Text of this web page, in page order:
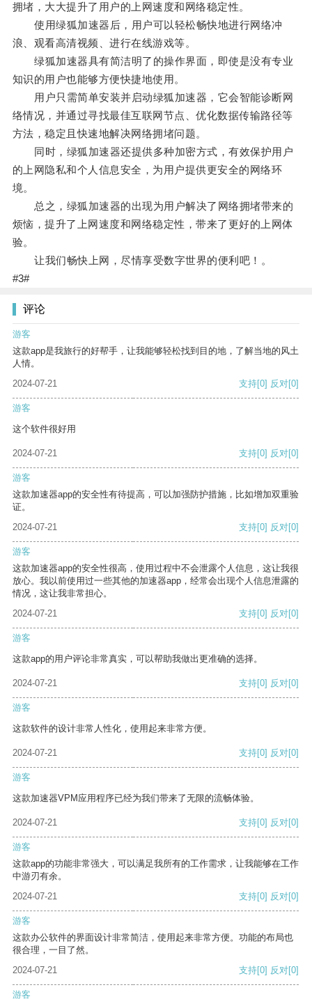
拥堵，大大提升了用户的上网速度和网络稳定性。
使用绿狐加速器后，用户可以轻松畅快地进行网络冲
浪、观看高清视频、进行在线游戏等。
绿狐加速器具有简洁明了的操作界面，即使是没有专业
知识的用户也能够方便快捷地使用。
用户只需简单安装并启动绿狐加速器，它会智能诊断网
络情况，并通过寻找最佳互联网节点、优化数据传输路径等
方法，稳定且快速地解决网络拥堵问题。
同时，绿狐加速器还提供多种加密方式，有效保护用户
的上网隐私和个人信息安全，为用户提供更安全的网络环
境。
总之，绿狐加速器的出现为用户解决了网络拥堵带来的
烦恼，提升了上网速度和网络稳定性，带来了更好的上网体
验。
让我们畅快上网，尽情享受数字世界的便利吧！。
#3#
评论
游客
这款app是我旅行的好帮手，让我能够轻松找到目的地，了解当地的风土
人情。
2024-07-21
支持[0] 反对[0]
游客
这个软件很好用
2024-07-21 支持[0] 反对[0]
游客
这款加速器app的安全性有待提高，可以加强防护措施，比如增加双重验
证。
2024-07-21
支持[0] 反对[0]
游客
这款加速器app的安全性很高，使用过程中不会泄露个人信息，这让我很
放心。我以前使用过一些其他的加速器app，经常会出现个人信息泄露的
情况，这让我非常担心。
2024-07-21
支持[0] 反对[0]
游客
这款app的用户评论非常真实，可以帮助我做出更准确的选择。
2024-07-21 支持[0] 反对[0]
游客
这款软件的设计非常人性化，使用起来非常方便。
2024-07-21 支持[0] 反对[0]
游客
这款加速器VPM应用程序已经为我们带来了无限的流畅体验。
2024-07-21 支持[0] 反对[0]
游客
这款app的功能非常强大，可以满足我所有的工作需求，让我能够在工作
中游刃有余。
2024-07-21
支持[0] 反对[0]
游客
这款办公软件的界面设计非常简洁，使用起来非常方便。功能的布局也
很合理，一目了然。
2024-07-21
支持[0] 反对[0]
游客